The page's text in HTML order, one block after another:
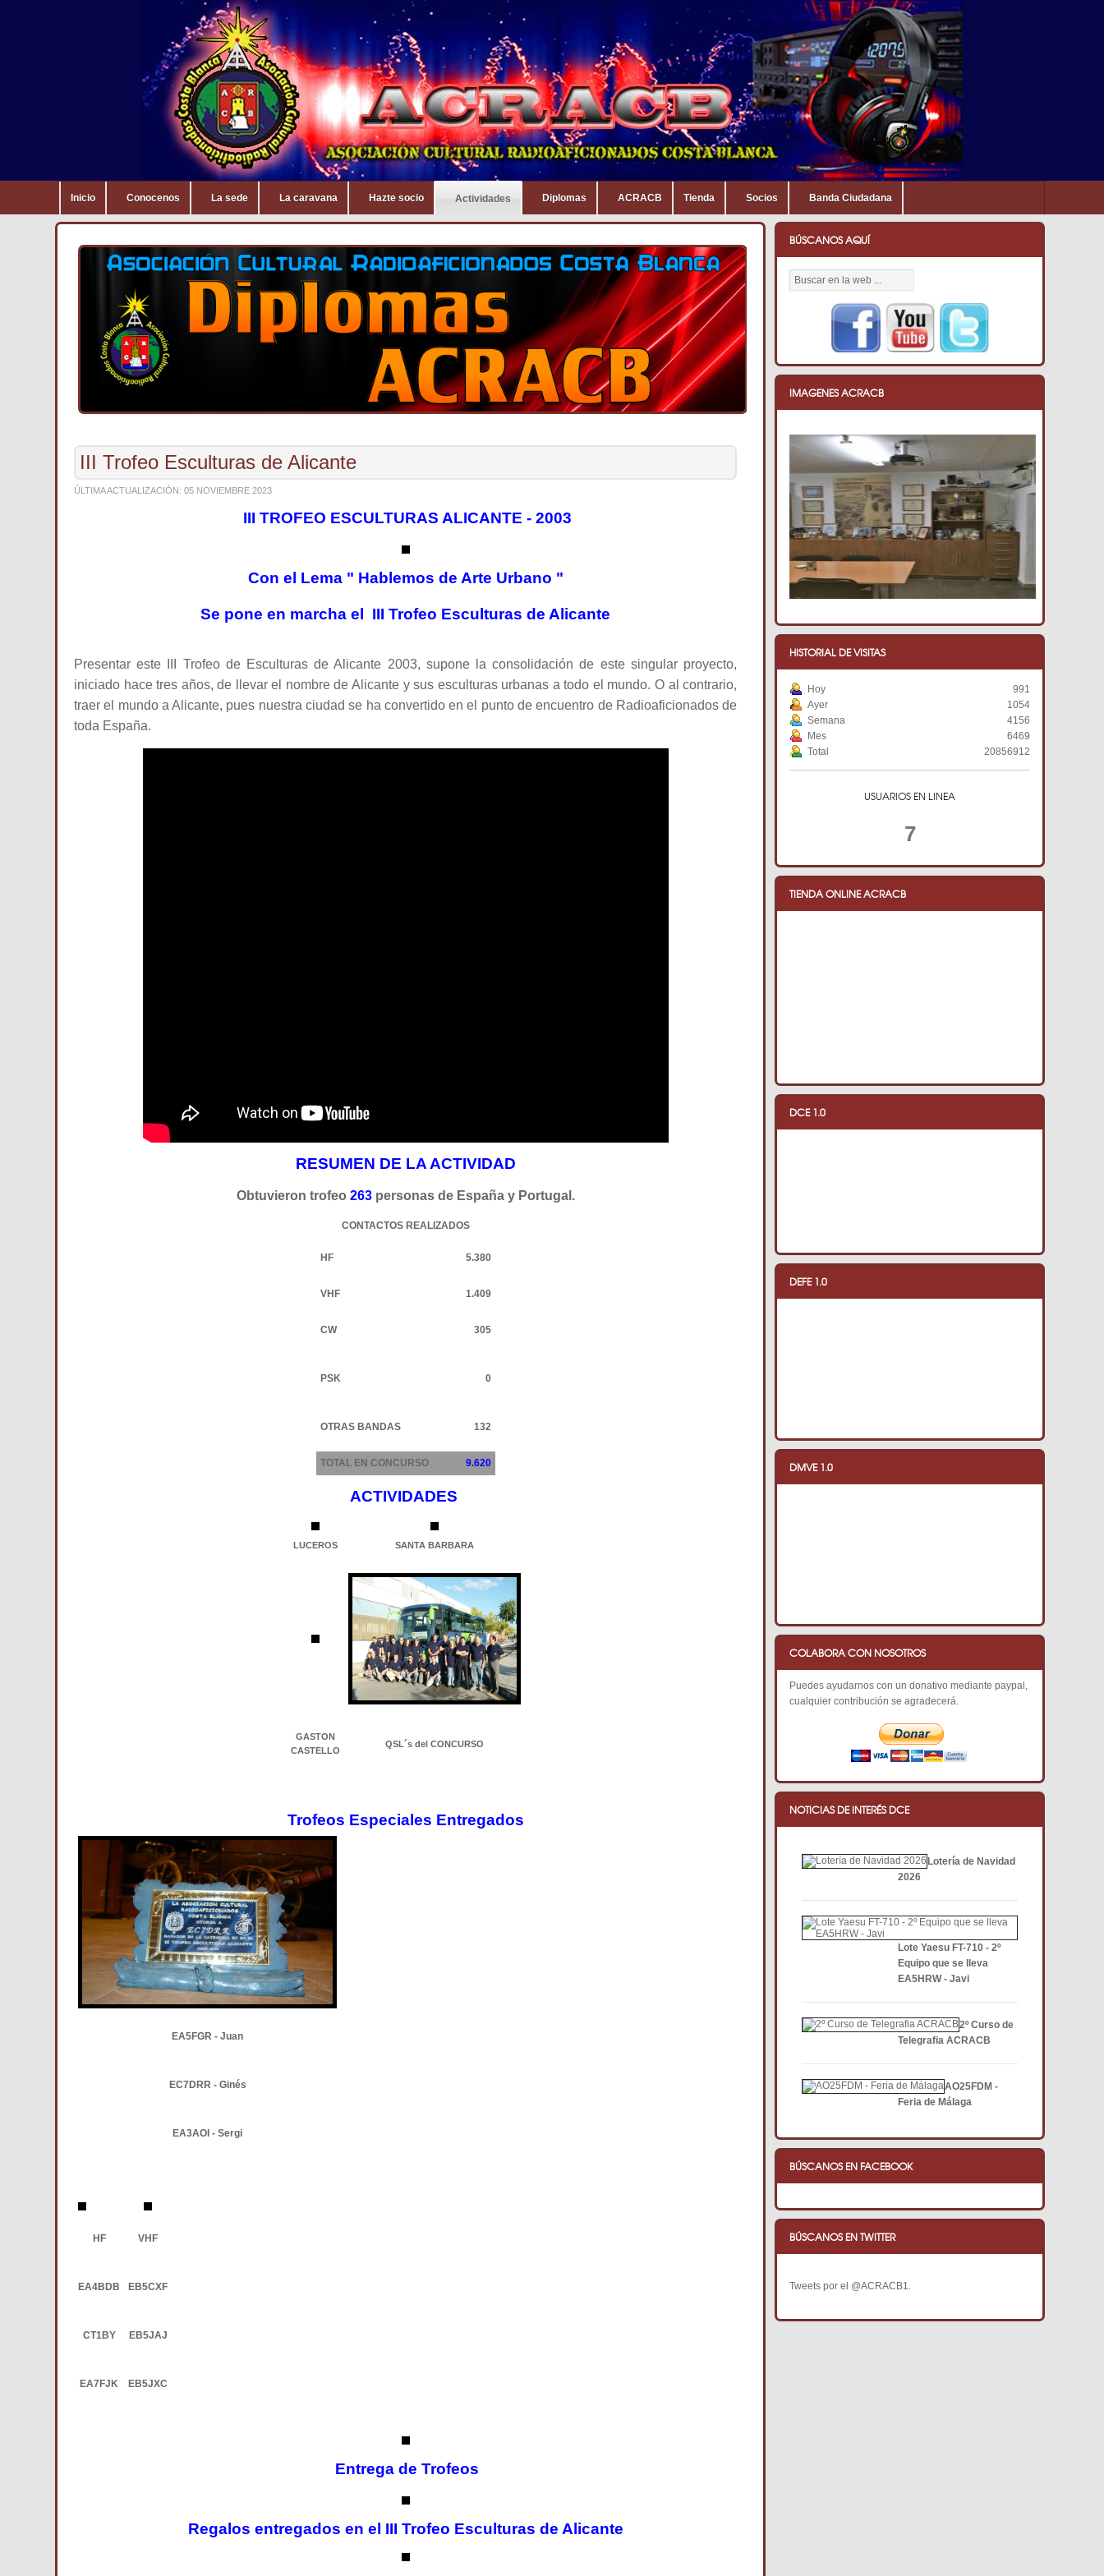
Inicio Conocenos La sede La caravana Hazte socio Actividades Diplomas ACRACB Tienda Socios Banda Ciudadana
III Trofeo Esculturas de Alicante
ÚLTIMA ACTUALIZACIÓN: 05 NOVIEMBRE 2023
III TROFEO ESCULTURAS ALICANTE - 2003
Con el Lema " Hablemos de Arte Urbano "
Se pone en marcha el III Trofeo Esculturas de Alicante
Presentar este III Trofeo de Esculturas de Alicante 2003, supone la consolidación de este singular proyecto,
iniciado hace tres años, de llevar el nombre de Alicante y sus esculturas urbanas a todo el mundo. O al contrario,
traer el mundo a Alicante, pues nuestra ciudad se ha convertido en el punto de encuentro de Radioaficionados de
toda España.
RESUMEN DE LA ACTIVIDAD
Obtuvieron trofeo 263personas de España y Portugal.
CONTACTOS REALIZADOS
HF 5.380
VHF 1.409
CW 305
PSK 0
OTRAS BANDAS 132
TOTAL EN CONCURSO 9.620
ACTIVIDADES
LUCEROS SANTA BARBARA
GASTON
CASTELLO
QSL´s del CONCURSO
Trofeos Especiales Entregados
EA5FGR - Juan
EC7DRR - Ginés
EA3AOI - Sergi
HF VHF
EA4BDB EB5CXF
CT1BY EB5JAJ
EA7FJK EB5JXC
Entrega de Trofeos
Regalos entregados en el III Trofeo Esculturas de Alicante
BÚSCANOS AQUÍ
IMAGENES ACRACB
HISTORIAL DE VISITAS
Hoy
991
Ayer
1054
Semana
4156
Mes
6469
Total
20856912
USUARIOS EN LINEA
7
TIENDA ONLINE ACRACB
DCE 1.0
DEFE 1.0
DMVE 1.0
COLABORA CON NOSOTROS
Puedes ayudarnos con un donativo mediante paypal,
cualquier contribución se agradecerá.
NOTICIAS DE INTERÉS DCE
Lotería de Navidad
2026
Lote Yaesu FT-710 - 2º
Equipo que se lleva
EA5HRW - Javi
2º Curso de
Telegrafia ACRACB
AO25FDM -
Feria de Málaga
BÚSCANOS EN FACEBOOK
BÚSCANOS EN TWITTER
Tweets por el @ACRACB1.